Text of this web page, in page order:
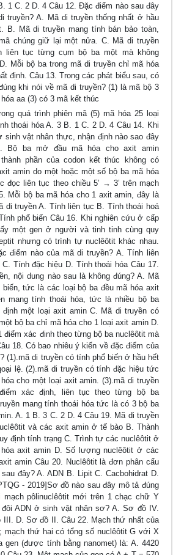
1 C. 2 D. 4 Câu 12. Đặc điểm nào sau đây
truyền? A. Mã di truyền thống nhất ở hầu
B. Mã di truyền mang tính bán bảo toàn,
chúng giữ lại một nửa. C. Mã di truyền
liên tục từng cụm bộ ba một mà không
Mỗi bộ ba trong mã di truyền chỉ mã hóa
định. Câu 13. Trong các phát biểu sau, có
khi nói về mã di truyền? (1) là mã bộ 3
aa (3) có 3 mã kết thúc
quá trình phiên mã (5) mã hóa 25 loại
thoái hóa A. 3 B. 1 C. 2 D. 4 Câu 14. Khi
sinh vật nhân thực, nhận định nào sao đây
Bộ ba mở đầu mã hóa cho axit amin
phần của codon kết thúc không có
amin do một hoặc một số bộ ba mã hóa
đọc liên tục theo chiều 5’ → 3’ trên mạch
Mỗi bộ ba mã hóa cho 1 axit amin, đây là
di truyền A. Tính liên tục B. Tính thoái hoá
phổ biến Câu 16. Khi nghiên cứu ở cấp
một gen ở người và tinh tinh cùng quy
nhưng có trình tự nuclêôtit khác nhau.
điểm nào của mã di truyền? A. Tính liên
Tính đặc hiệu D. Tính thoái hóa Câu 17.
nội dung nào sau là không đúng? A. Mã
tức là các loại bộ ba đều mã hóa axit
mang tính thoái hóa, tức là nhiều bộ ba
định một loại axit amin C. Mã di truyền có
bộ ba chỉ mã hóa cho 1 loại axit amin D.
điểm xác đinh theo từng bộ ba nuclêôtit mà
18. Có bao nhiêu ý kiến về đặc điểm của
(1).mã di truyền có tính phổ biến ở hầu hết
lệ. (2).mã di truyền có tính đặc hiệu tức
cho một loại axit amin. (3).mã di truyền
xác định, liên tục theo từng bộ ba
mang tính thoái hóa tức là có 3 bộ ba
A. 1 B. 3 C. 2 D. 4 Câu 19. Mã di truyền
và các axit amin ở tế bào B. Thành
định tính trạng C. Trình tự các nuclêôtit ở
axit amin D. Số lượng nuclêôtit ở các
amin Câu 20. Nuclêôtit là đơn phân cấu
đây? A. ADN B. Lipit C. Cacbohidrat D.
- 2019]Sơ đồ nào sau đây mô tả đúng
mạch pôlinuclêôtit mới trên 1 chạc chữ Y
đôi ADN ở sinh vật nhân sơ? A. Sơ đồ IV.
D. Sơ đồ II. Câu 22. Mạch thứ nhất của
mạch thứ hai có tổng số nuclêôtit G với X
gen (được tính bằng nanomet) là: A. 4420